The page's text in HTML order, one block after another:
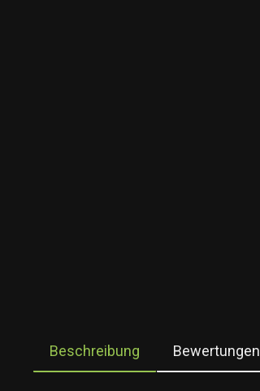
Beschreibung Bewertungen